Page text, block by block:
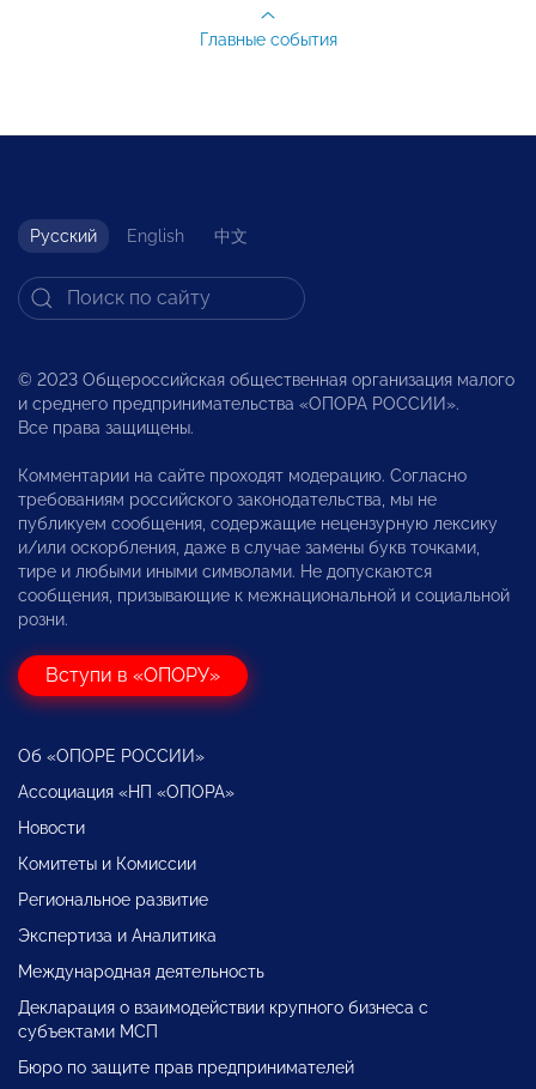
Главные события
Русский English 中文
© 2023 Общероссийская общественная организация малого
и среднего предпринимательства «ОПОРА РОССИИ».
Все права защищены.
Комментарии на сайте проходят модерацию. Согласно
требованиям российского законодательства, мы не
публикуем сообщения, содержащие нецензурную лексику
и/или оскорбления, даже в случае замены букв точками,
тире и любыми иными символами. Не допускаются
сообщения, призывающие к межнациональной и социальной
розни.
Вступи в «ОПОРУ»
Об «ОПОРЕ РОССИИ»
Ассоциация «НП «ОПОРА»
Новости
Комитеты и Комиссии
Региональное развитие
Экспертиза и Аналитика
Международная деятельность
Декларация о взаимодействии крупного бизнеса с
субъектами МСП
Бюро по защите прав предпринимателей